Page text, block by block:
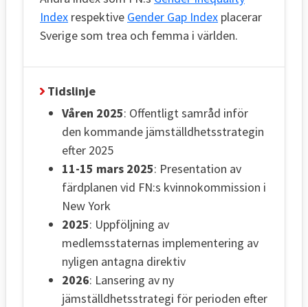
Index respektive Gender Gap Index placerar
Sverige som trea och femma i världen.
Tidslinje
Våren 2025: Offentligt samråd inför
den kommande jämställdhetsstrategin
efter 2025
11-15 mars 2025: Presentation av
färdplanen vid FN:s kvinnokommission i
New York
2025: Uppföljning av
medlemsstaternas implementering av
nyligen antagna direktiv
2026: Lansering av ny
jämställdhetsstrategi för perioden efter